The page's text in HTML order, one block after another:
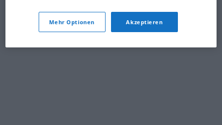
Mehr Optionen Akzeptieren